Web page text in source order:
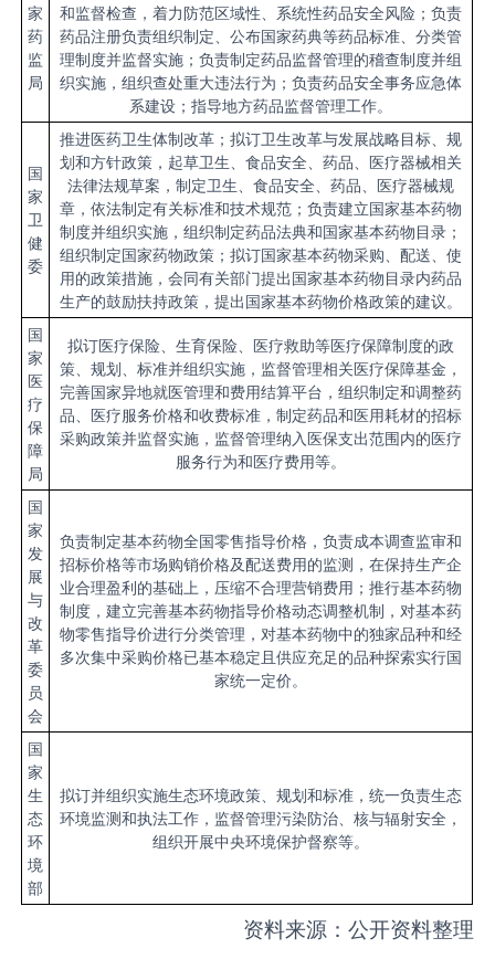
家
药
监
局
和监督检查，着力防范区域性、系统性药品安全风险；负责
药品注册负责组织制定、公布国家药典等药品标准、分类管
理制度并监督实施；负责制定药品监督管理的稽查制度并组
织实施，组织查处重大违法行为；负责药品安全事务应急体
系建设；指导地方药品监督管理工作。
国
家
卫
健
委
推进医药卫生体制改革；拟订卫生改革与发展战略目标、规
划和方针政策，起草卫生、食品安全、药品、医疗器械相关
法律法规草案，制定卫生、食品安全、药品、医疗器械规
章，依法制定有关标准和技术规范；负责建立国家基本药物
制度并组织实施，组织制定药品法典和国家基本药物目录；
组织制定国家药物政策；拟订国家基本药物采购、配送、使
用的政策措施，会同有关部门提出国家基本药物目录内药品
生产的鼓励扶持政策，提出国家基本药物价格政策的建议。
国
家
医
疗
保
障
局
拟订医疗保险、生育保险、医疗救助等医疗保障制度的政
策、规划、标准并组织实施，监督管理相关医疗保障基金，
完善国家异地就医管理和费用结算平台，组织制定和调整药
品、医疗服务价格和收费标准，制定药品和医用耗材的招标
采购政策并监督实施，监督管理纳入医保支出范围内的医疗
服务行为和医疗费用等。
国
家
发
展
与
改
革
委
员
会
负责制定基本药物全国零售指导价格，负责成本调查监审和
招标价格等市场购销价格及配送费用的监测，在保持生产企
业合理盈利的基础上，压缩不合理营销费用；推行基本药物
制度，建立完善基本药物指导价格动态调整机制，对基本药
物零售指导价进行分类管理，对基本药物中的独家品种和经
多次集中采购价格已基本稳定且供应充足的品种探索实行国
家统一定价。
国
家
生
态
环
境
部
拟订并组织实施生态环境政策、规划和标准，统一负责生态
环境监测和执法工作，监督管理污染防治、核与辐射安全，
组织开展中央环境保护督察等。
资料来源：公开资料整理